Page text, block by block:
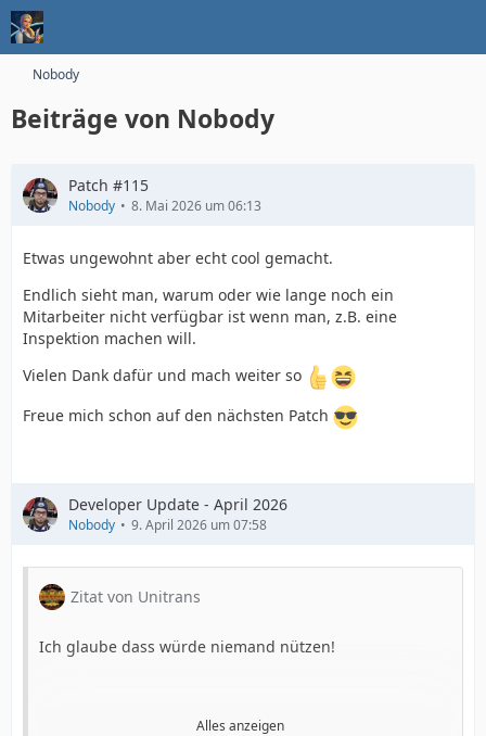
Nobody
Beiträge von Nobody
Patch #115
Nobody 8. Mai 2026 um 06:13
Etwas ungewohnt aber echt cool gemacht.
Endlich sieht man, warum oder wie lange noch ein
Mitarbeiter nicht verfügbar ist wenn man, z.B. eine
Inspektion machen will.
Vielen Dank dafür und mach weiter so
Freue mich schon auf den nächsten Patch
Developer Update - April 2026
Nobody 9. April 2026 um 07:58
Zitat von Unitrans
Ich glaube dass würde niemand nützen!
Alles anzeigen